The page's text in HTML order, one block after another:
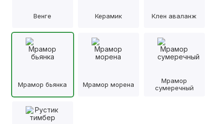
Венге Керамик Клен аваланж
Мрамор бьянка Мрамор морена
Мрамор
сумеречный